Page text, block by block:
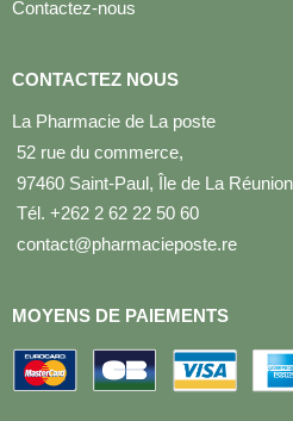
Contactez-nous
CONTACTEZ NOUS
La Pharmacie de La poste
52 rue du commerce,
97460 Saint-Paul, Île de La Réunion
Tél. +262 2 62 22 50 60
contact@pharmacieposte.re
MOYENS DE PAIEMENTS